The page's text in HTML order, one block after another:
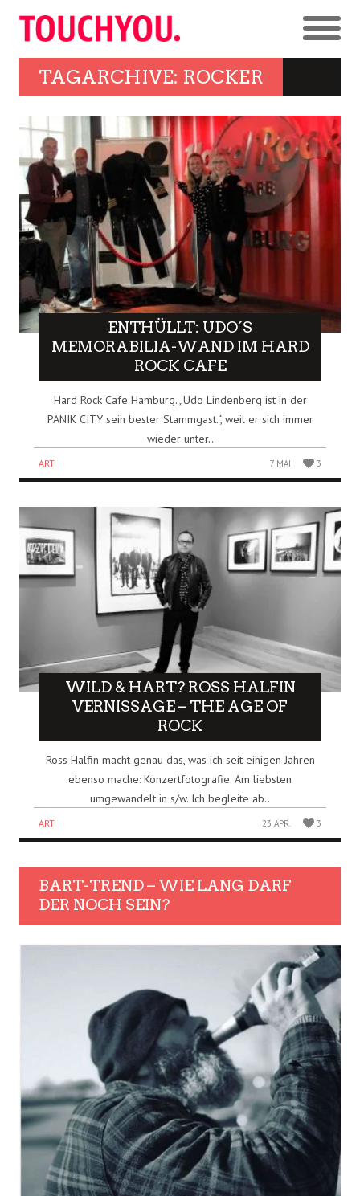
TAGARCHIVE: ROCKER
ENTHÜLLT: UDO´S
MEMORABILIA-WAND IM HARD
ROCK CAFE
Hard Rock Cafe Hamburg. „Udo Lindenberg ist in der
PANIK CITY sein bester Stammgast.“, weil er sich immer
wieder unter..
ART 7 MAI 3
WILD & HART? ROSS HALFIN
VERNISSAGE – THE AGE OF
ROCK
Ross Halfin macht genau das, was ich seit einigen Jahren
ebenso mache: Konzertfotografie. Am liebsten
umgewandelt in s/w. Ich begleite ab..
ART 23 APR. 3
BART-TREND – WIE LANG DARF
DER NOCH SEIN?